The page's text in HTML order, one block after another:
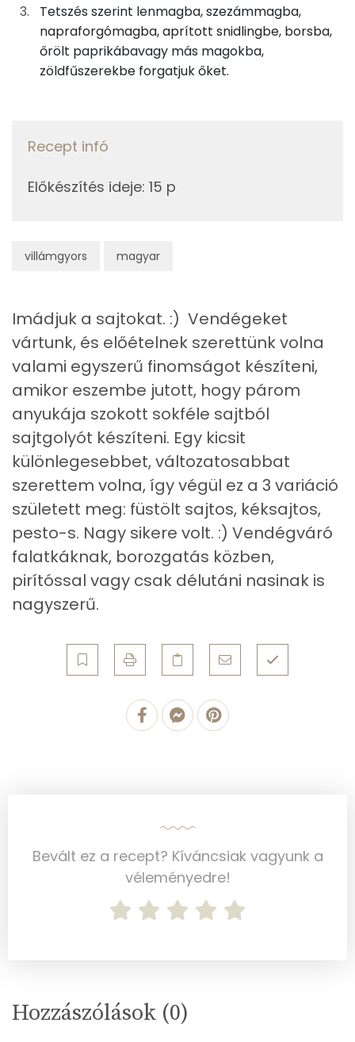
villámgyors magyar
2glenmag 11 kcal
Kéksajtos golyók
5g krémsajt
10g
kéksajt
Pesto-s sajtgolyók
5g krémsajt
13 kcal
10gedami sajt
36 kcal
3g pesto
12 kcal
1g szezámmag
288 kcal
Magnézium
Szelén
Niacin - B3 vitamin:
Fehérje
Összesen 15.9 g
Zsír
Összesen
Telített zsírsav
9 g
Egyszeresen telítetlen zsírsav:
5 g
Többszörösen telítetlen zsírsav
2 g
Koleszterin
53 mg
Összesen
1017.9 g
Magnézium
30 mg
Mangán
Tetszés szerint lenmagba, szezámmagba,
napraforgómagba, aprított snidlingbe, borsba,
őrölt paprikábavagy más magokba,
zöldfűszerekbe forgatjuk őket.
Recept infó
Előkészítés ideje: 15 p
Imádjuk a sajtokat. :) Vendégeket
vártunk, és előételnek szerettünk volna
valami egyszerű finomságot készíteni,
amikor eszembe jutott, hogy párom
anyukája szokott sokféle sajtból
sajtgolyót készíteni. Egy kicsit
különlegesebbet, változatosabbat
szerettem volna, így végül ez a 3 variáció
született meg: füstölt sajtos, kéksajtos,
pesto-s. Nagy sikere volt. :) Vendégváró
falatkáknak, borozgatás közben,
pirítóssal vagy csak délutáni nasinak is
nagyszerű.
Bevált ez a recept? Kíváncsiak vagyunk a
véleményedre!
Hozzászólások (0)